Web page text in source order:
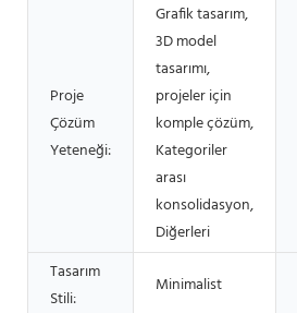
Proje
Çözüm
Yeteneği:
Grafik tasarım,
3D model
tasarımı,
projeler için
komple çözüm,
Kategoriler
arası
konsolidasyon,
Diğerleri
Tasarım
Stili:
Minimalist